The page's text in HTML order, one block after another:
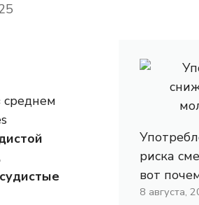
риска
вот
8 августа,